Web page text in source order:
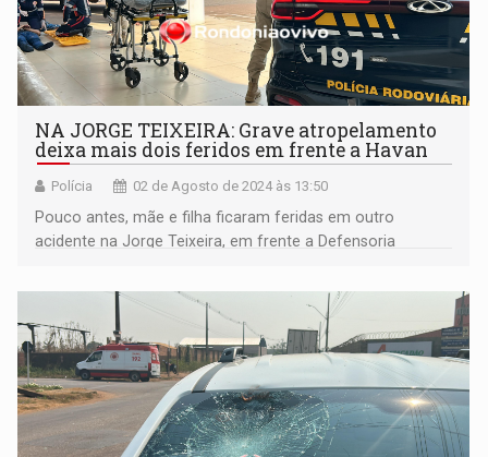
NA JORGE TEIXEIRA: Grave atropelamento
deixa mais dois feridos em frente a Havan
Polícia 02 de Agosto de 2024 às 13:50
Pouco antes, mãe e filha ficaram feridas em outro
acidente na Jorge Teixeira, em frente a Defensoria